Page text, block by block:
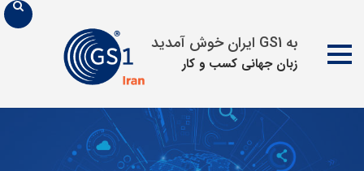
به GS1 ایران خوش آمدید
زبان جهانی كسب و كار
محتوا